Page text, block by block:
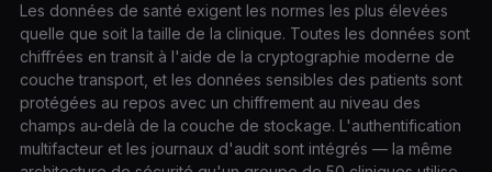
Les données de santé exigent les normes les plus élevées
quelle que soit la taille de la clinique. Toutes les données sont
chiffrées en transit à l'aide de la cryptographie moderne de
couche transport, et les données sensibles des patients sont
protégées au repos avec un chiffrement au niveau des
champs au-delà de la couche de stockage. L'authentification
multifacteur et les journaux d'audit sont intégrés — la même